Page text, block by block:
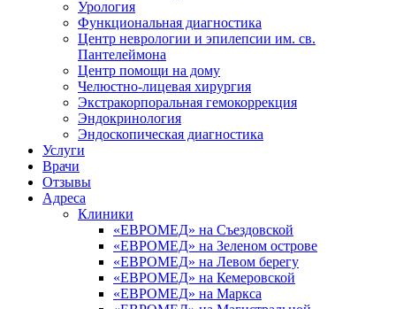
Урология
Функциональная диагностика
Центр неврологии и эпилепсии им. св.
Пантелеймона
Центр помощи на дому
Челюстно-лицевая хирургия
Экстракорпоральная гемокоррекция
Эндокринология
Эндоскопическая диагностика
Услуги
Врачи
Отзывы
Адреса
Клиники
«ЕВРОМЕД» на Съездовской
«ЕВРОМЕД» на Зеленом острове
«ЕВРОМЕД» на Левом берегу
«ЕВРОМЕД» на Кемеровской
«ЕВРОМЕД» на Маркса